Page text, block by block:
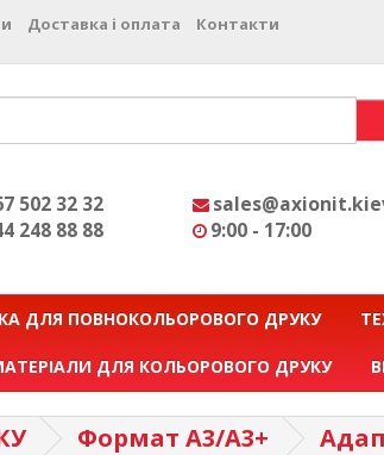
Доставка і оплата Контакти
502 32 32
248 88 88
9:00 - 17:00
ДЛЯ ПОВНОКОЛЬОРОВОГО ДРУКУ
ДЛЯ КОЛЬОРОВОГО ДРУКУ
Формат А3/A3+